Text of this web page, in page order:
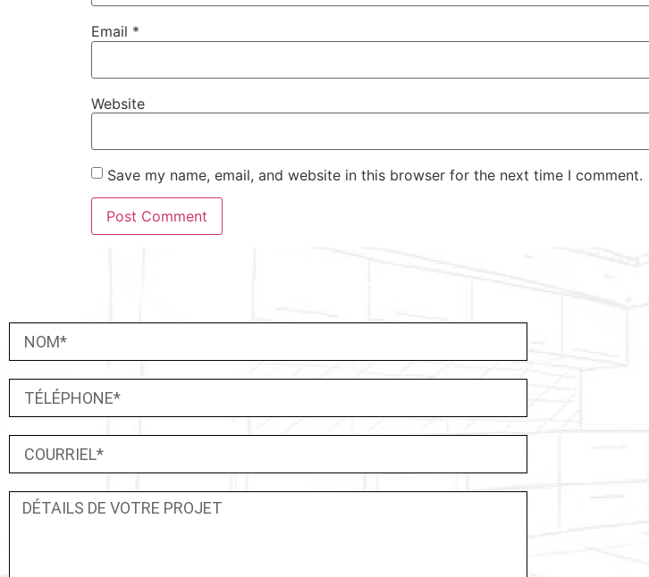
Email *
Website
Save my name, email, and website in this browser for the next time I comment.